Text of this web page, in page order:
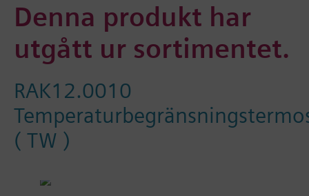
Denna produkt har
utgått ur sortimentet.
RAK12.0010
( TW )